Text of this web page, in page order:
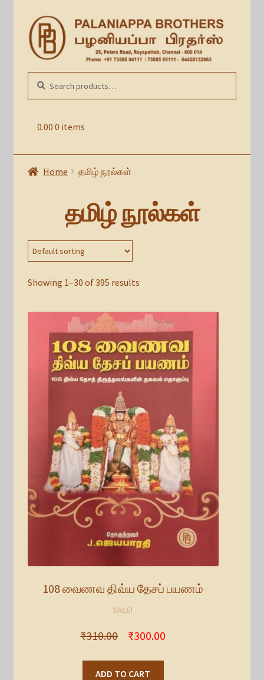
Skip
to
navigation
Skip
to
content
0.00 0 items
for:
Home தமிழ் நூல்கள்
தமிழ் நூல்கள்
Showing 1–30 of 395 results
108 வைணவ திவ்ய தேசப் பயணம்
SALE!
₹310.00 ₹300.00
ADD TO CART